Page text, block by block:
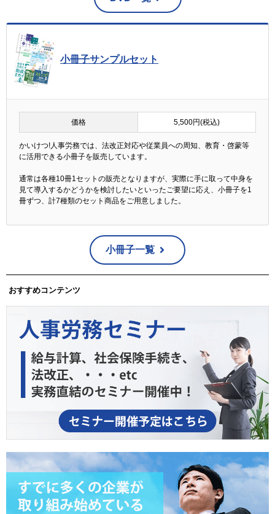
小冊子サンプルセット
価格 5,500円(税込)
かいけつ!人事労務では、法改正対応や従業員への周知、教育・啓蒙等
に活用できる小冊子を販売しています。
通常は各種10冊1セットの販売となりますが、実際に手に取って中身を
見て導入するかどうかを検討したいといったご要望に応え、小冊子を1
冊ずつ、計7種類のセット商品をご用意しました。
小冊子一覧
おすすめコンテンツ